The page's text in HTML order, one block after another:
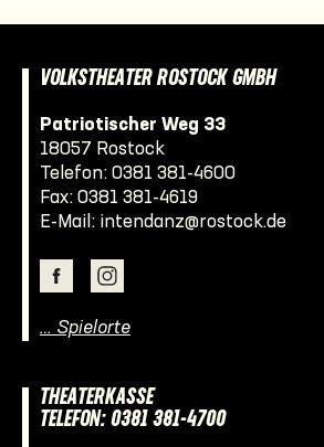
VOLKSTHEATER ROSTOCK GMBH
Patriotischer Weg 33
18057 Rostock
Telefon: 0381 381-4600
Fax: 0381 381-4619
E-Mail: intendanz@rostock.de
… Spielorte
THEATERKASSE
TELEFON: 0381 381-4700